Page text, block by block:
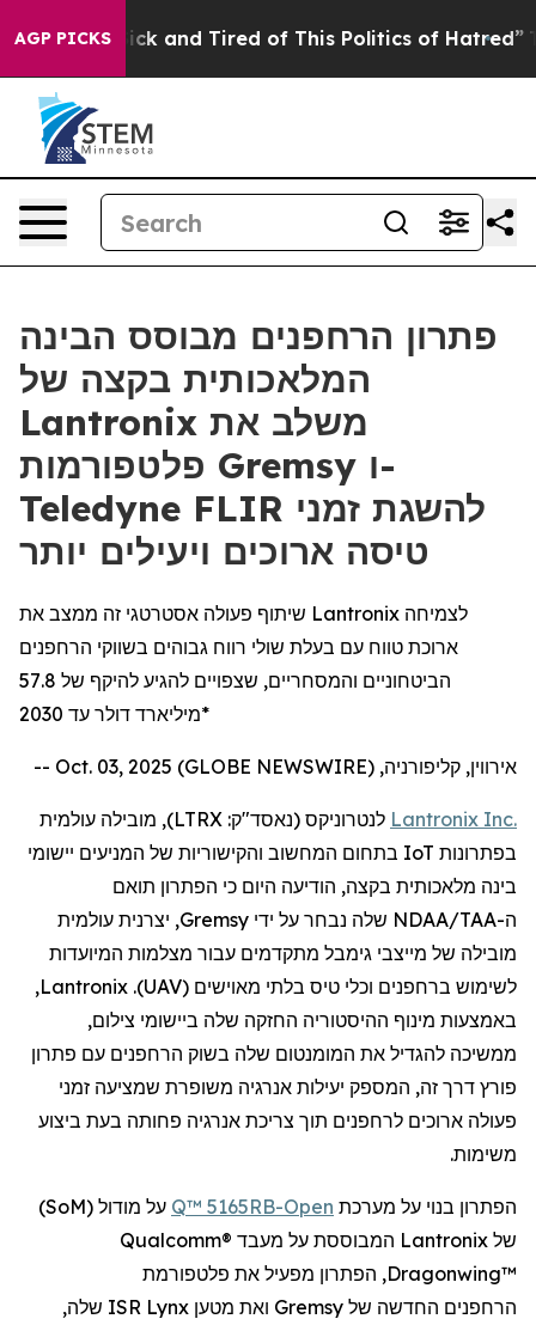
AGP PICKS
Are Sick and Tired of This Politics of Hatred” The
פתרון הרחפנים מבוסס הבינה
המלאכותית בקצה של
Lantronix משלב את
פלטפורמות Gremsy ו-
Teledyne FLIR להשגת זמני
טיסה ארוכים ויעילים יותר
שיתוף פעולה אסטרטגי זה ממצב את Lantronix לצמיחה
ארוכת טווח עם בעלת שולי רווח גבוהים בשווקי הרחפנים
הביטחוניים והמסחריים, שצפויים להגיע להיקף של 57.8
מיליארד דולר עד 2030*
אירווין, קליפורניה, Oct. 03, 2025 (GLOBE NEWSWIRE) --
Lantronix Inc. לנטרוניקס (נאסד"ק: LTRX), מובילה עולמית
בפתרונות IoT בתחום המחשוב והקישוריות של המניעים יישומי
בינה מלאכותית בקצה, הודיעה היום כי הפתרון תואם
ה-
NDAA/TAA שלה נבחר על ידי Gremsy, יצרנית עולמית
מובילה של מייצבי גימבל מתקדמים עבור מצלמות המיועדות
לשימוש ברחפנים וכלי טיס בלתי מאוישים (UAV
).
Lantronix
,
באמצעות מינוף ההיסטוריה החזקה שלה ביישומי צילום,
ממשיכה להגדיל את המומנטום שלה בשוק הרחפנים עם פתרון
פורץ דרך זה, המספק יעילות אנרגיה משופרת שמציעה זמני
פעולה ארוכים לרחפנים תוך צריכת אנרגיה פחותה בעת ביצוע
משימות.
הפתרון בנוי על מערכת Open
-Q™ 5165RB על מודול (SoM
)
של Lantronix המבוססת על מעבד Qualcomm®
Dragonwing™, הפתרון מפעיל את פלטפורמת
הרחפנים החדשה של Gremsy ואת מטען Lynx
ISR שלה,